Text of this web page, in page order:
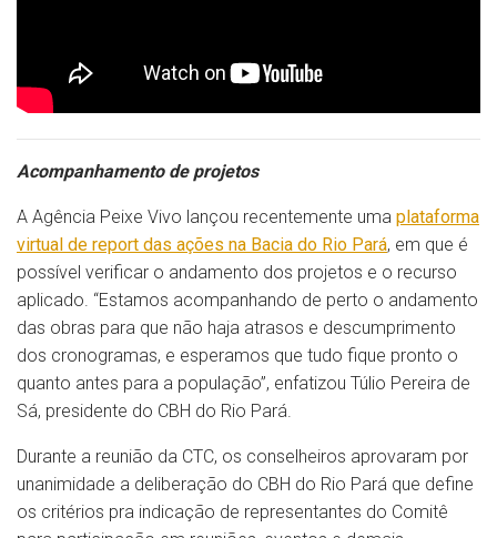
Acompanhamento de projetos
A Agência Peixe Vivo lançou recentemente uma plataforma
virtual de report das ações na Bacia do Rio Pará, em que é
possível verificar o andamento dos projetos e o recurso
aplicado. “Estamos acompanhando de perto o andamento
das obras para que não haja atrasos e descumprimento
dos cronogramas, e esperamos que tudo fique pronto o
quanto antes para a população”, enfatizou Túlio Pereira de
Sá, presidente do CBH do Rio Pará.
Durante a reunião da CTC, os conselheiros aprovaram por
unanimidade a deliberação do CBH do Rio Pará que define
os critérios pra indicação de representantes do Comitê